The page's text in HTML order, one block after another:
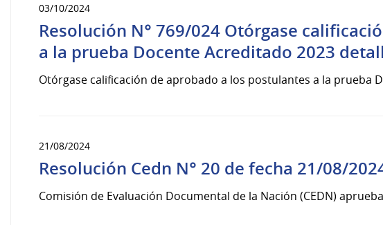
03/10/2024
Resolución N° 769/024 Otórgase
a la prueba Docente Acreditado 2023
Otórgase calificación de aprobado a los postulantes a la prueba
21/08/2024
Resolución Cedn N° 20 de fecha 21/08/
Comisión de Evaluación Documental de la Nación (CEDN)